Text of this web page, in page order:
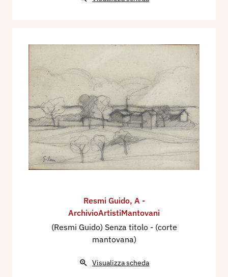
Resmi Guido, A -
ArchivioArtistiMantovani
(Resmi Guido) Senza titolo - (corte
mantovana)
Visualizza scheda